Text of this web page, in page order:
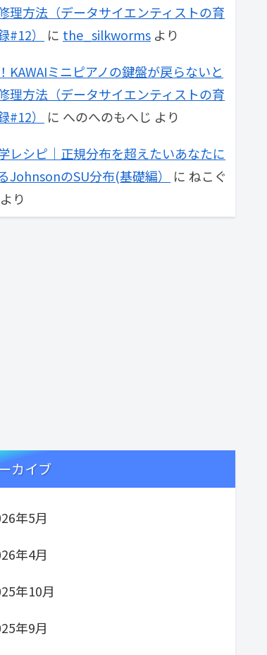
理方法（データサイエンティストの育
#12）
に the_silkworms より
KAWAIミニピアノの鍵盤が戻らないと
理方法（データサイエンティストの育
#12）
に へのへのもへじ より
レシピ｜正規分布を超えたいあなたに
JohnsonのSU分布(基礎編）
に ねこぐ
より
カイブ
年5月
年4月
年10月
年9月